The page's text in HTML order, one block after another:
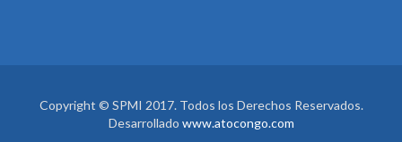
Copyright © SPMI 2017. Todos los Derechos Reservados.
Desarrollado www.atocongo.com